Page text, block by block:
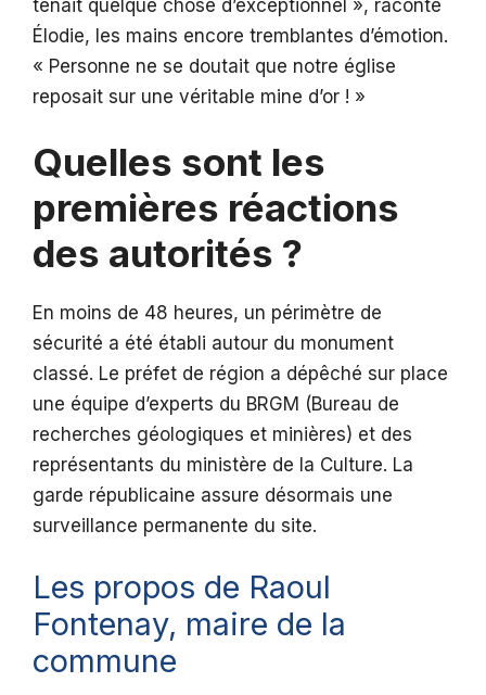
tenait quelque chose d’exceptionnel », raconte
Élodie, les mains encore tremblantes d’émotion.
« Personne ne se doutait que notre église
reposait sur une véritable mine d’or ! »
Quelles sont les
premières réactions
des autorités ?
En moins de 48 heures, un périmètre de
sécurité a été établi autour du monument
classé. Le préfet de région a dépêché sur place
une équipe d’experts du BRGM (Bureau de
recherches géologiques et minières) et des
représentants du ministère de la Culture. La
garde républicaine assure désormais une
surveillance permanente du site.
Les propos de Raoul
Fontenay, maire de la
commune